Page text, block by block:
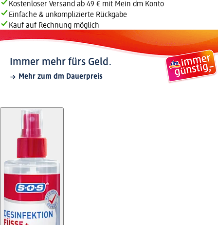
Kostenloser Versand ab 49 € mit Mein dm Konto
Einfache & unkomplizierte Rückgabe
Kauf auf Rechnung möglich
Immer mehr fürs Geld.
Mehr zum dm Dauerpreis